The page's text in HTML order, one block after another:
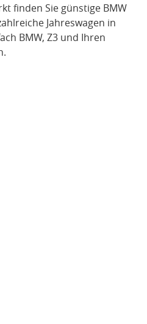
finden Sie günstige BMW
Jahreswagen in
BMW, Z3 und Ihren